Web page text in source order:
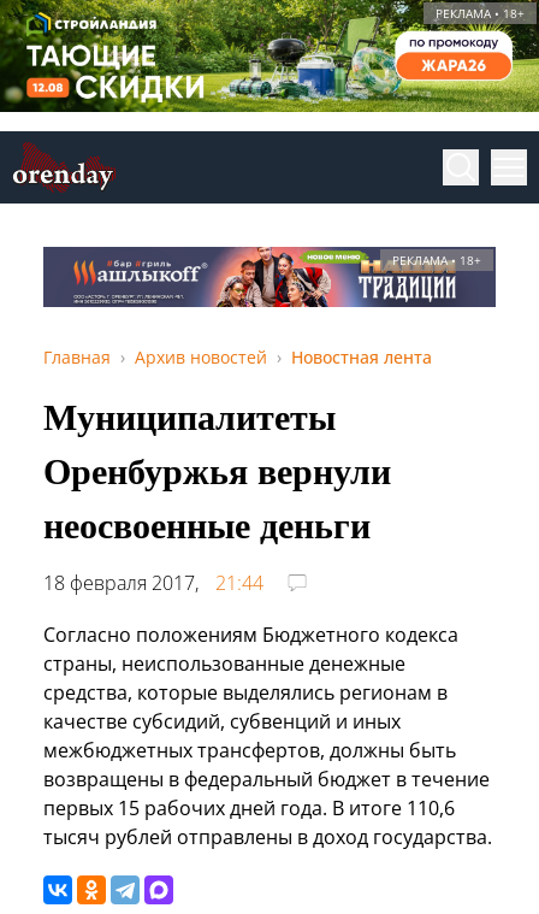
РЕКЛАМА • 18+
РЕКЛАМА • 18+
Главная Архив новостей Новостная лента
Муниципалитеты
Оренбуржья вернули
неосвоенные деньги
18 февраля 2017,
21:44
Согласно положениям Бюджетного кодекса
страны, неиспользованные денежные
средства, которые выделялись регионам в
качестве субсидий, субвенций и иных
межбюджетных трансфертов, должны быть
возвращены в федеральный бюджет в течение
первых 15 рабочих дней года. В итоге 110,6
тысяч рублей отправлены в доход государства.